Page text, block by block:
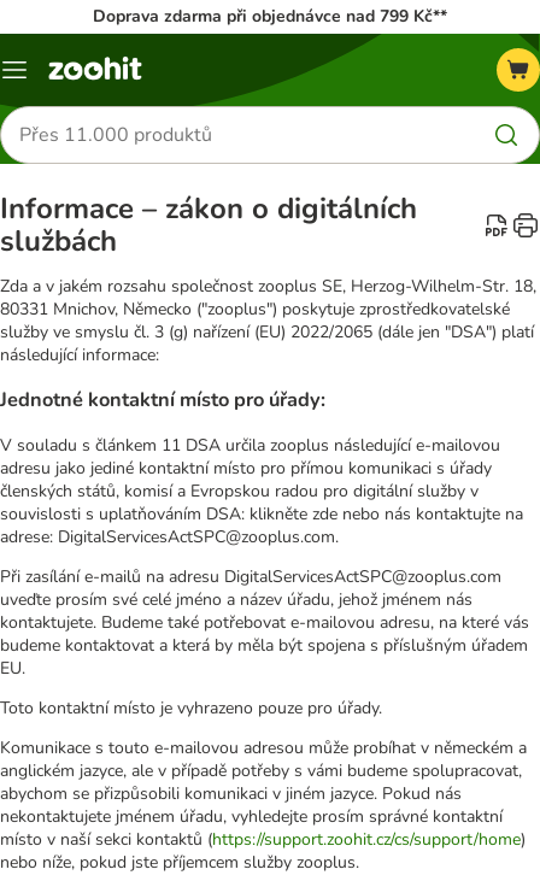
Doprava zdarma při objednávce nad 799 Kč**
Menu
Hledat
produkty
Informace – zákon o digitálních
službách
Zda a v jakém rozsahu společnost zooplus SE, Herzog-Wilhelm-Str. 18,
80331 Mnichov, Německo ("zooplus") poskytuje zprostředkovatelské
služby ve smyslu čl. 3 (g) nařízení (EU) 2022/2065 (dále jen "DSA") platí
následující informace:
Jednotné kontaktní místo pro úřady:
V souladu s článkem 11 DSA určila zooplus následující e-mailovou
adresu jako jediné kontaktní místo pro přímou komunikaci s úřady
členských států, komisí a Evropskou radou pro digitální služby v
souvislosti s uplatňováním DSA: klikněte zde nebo nás kontaktujte na
adrese: DigitalServicesActSPC@zooplus.com.
Při zasílání e-mailů na adresu DigitalServicesActSPC@zooplus.com
uveďte prosím své celé jméno a název úřadu, jehož jménem nás
kontaktujete. Budeme také potřebovat e-mailovou adresu, na které vás
budeme kontaktovat a která by měla být spojena s příslušným úřadem
EU.
Toto kontaktní místo je vyhrazeno pouze pro úřady.
Komunikace s touto e-mailovou adresou může probíhat v německém a
anglickém jazyce, ale v případě potřeby s vámi budeme spolupracovat,
abychom se přizpůsobili komunikaci v jiném jazyce. Pokud nás
nekontaktujete jménem úřadu, vyhledejte prosím správné kontaktní
místo v naší sekci kontaktů (https://support.zoohit.cz/cs/support/home)
nebo níže, pokud jste příjemcem služby zooplus.